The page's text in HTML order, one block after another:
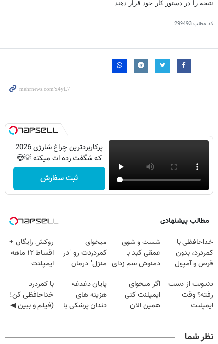
نتيجه را در دستور كار خود قرار دهند.
کد مطلب299493
پرکاربردترین چراغ شارژی 2026
که شگفت زده ات میکنه 💡😍
ثبت سفارش
مطالب پیشنهادی
خداحافظی با
کمردرد، بدون
قرص و آمپول
شست و شوی
عمقی کبد با
دمنوش سم زدای
میخوای
کمردردت رو "در
منزل" درمان
◂پرسش‌نامه)
روکش رایگان +
اقساط ۱۲ ماهه
ایمپلنت
دندونت از دست
رفته؟ وقت
ایمپلنت
اگر میخوای
ایمپلنت کنی
همین الان
تومان!!!
پایان دغدغه
هزینه های
دندان پزشکی با
با کمردرد
خداحافظی کن!
(فیلم و ببین ◀
نظر شما